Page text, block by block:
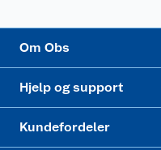
Om Obs
Hjelp og support
Kundefordeler